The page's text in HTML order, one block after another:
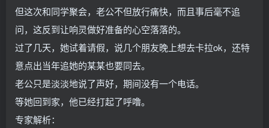
但这次和同学聚会，老公不但放行痛快，而且事后毫不追
问，这反到让响灵做好准备的心空落落的。
过了几天，她试着请假，说几个朋友晚上想去卡拉ok，还特
意点出当年追她的某某也要同去。
老公只是淡淡地说了声好，期间没有一个电话。
等她回到家，他已经打起了呼噜。
专家解析：